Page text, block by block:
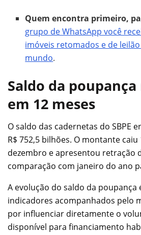
Quem encontra primeiro,
grupo de WhatsApp você
imóveis retomados e de
mundo.
Saldo da poupança
em 12 meses
O saldo das cadernetas do SBPE
R$ 752,5 bilhões. O montante caiu
dezembro e apresentou retração
comparação com janeiro do ano
A evolução do saldo da poupança
indicadores acompanhados pelo
por influenciar diretamente o
disponível para financiamento